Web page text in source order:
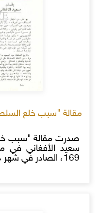
مقالة "سبب خلع
صدرت مقالة "سبب خلع
سعيد الأفغاني في
169، الصادر في شهر ديسمبر 1972